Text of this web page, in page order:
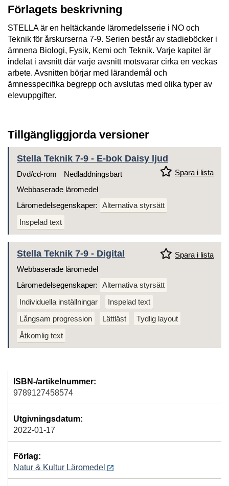
Förlagets beskrivning
STELLA är en heltäckande läromedelsserie i NO och
Teknik för årskurserna 7-9. Serien består av stadieböcker i
ämnena Biologi, Fysik, Kemi och Teknik. Varje kapitel är
indelat i avsnitt där varje avsnitt motsvarar cirka en veckas
arbete. Avsnitten börjar med lärandemål och
ämnesspecifika begrepp och avslutas med olika typer av
elevuppgifter.
Tillgängliggjorda versioner
Stella Teknik 7-9 - E-bok Daisy ljud
Spara i lista
Dvd/cd-rom
Nedladdningsbart
Webbaserade läromedel
Läromedelsegenskaper: Alternativa styrsätt
Inspelad text
Stella Teknik 7-9 - Digital
Spara i lista
Webbaserade läromedel
Läromedelsegenskaper: Alternativa styrsätt
Individuella inställningar
Inspelad text
Långsam progression
Lättläst
Tydlig layout
Åtkomlig text
ISBN-/artikelnummer:
9789127458574
Utgivningsdatum:
2022-01-17
Förlag:
Natur & Kultur Läromedel